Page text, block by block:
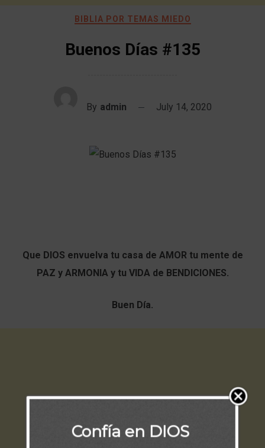
BIBLIA POR TEMAS MIEDO
Buenos Días #135
By admin July 14, 2020
Que DIOS envuelva tu casa de AMOR tu mente de
PAZ y ARMONIA y tu VIDA de BENDICIONES.
Buen Día.
Confía en DIOS